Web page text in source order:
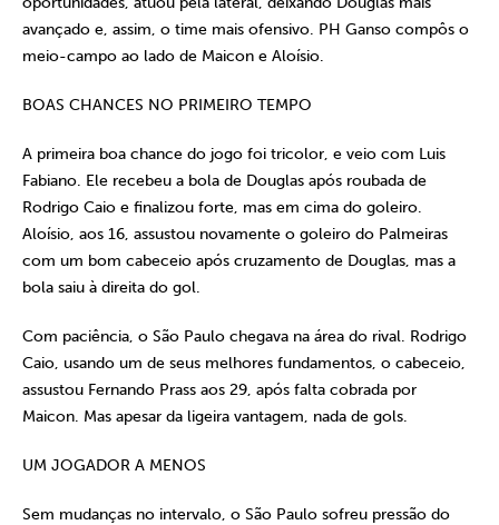
avançado e, assim, o time mais ofensivo. PH Ganso compôs o
meio-campo ao lado de Maicon e Aloísio.
BOAS CHANCES NO PRIMEIRO TEMPO
A primeira boa chance do jogo foi tricolor, e veio com Luis
Fabiano. Ele recebeu a bola de Douglas após roubada de
Rodrigo Caio e finalizou forte, mas em cima do goleiro.
Aloísio, aos 16, assustou novamente o goleiro do Palmeiras
com um bom cabeceio após cruzamento de Douglas, mas a
bola saiu à direita do gol.
Com paciência, o São Paulo chegava na área do rival. Rodrigo
Caio, usando um de seus melhores fundamentos, o cabeceio,
assustou Fernando Prass aos 29, após falta cobrada por
Maicon. Mas apesar da ligeira vantagem, nada de gols.
UM JOGADOR A MENOS
Sem mudanças no intervalo, o São Paulo sofreu pressão do